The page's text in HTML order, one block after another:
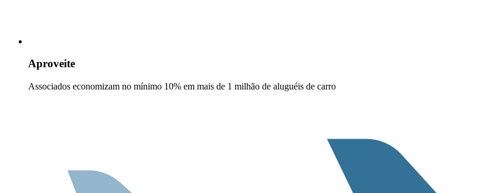
Aproveite
Associados economizam no mínimo 10% em mais de 1 milhão de aluguéis de carro